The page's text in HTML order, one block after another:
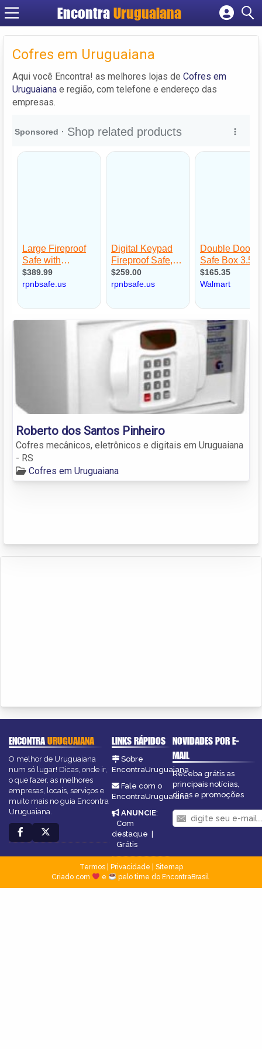
Encontra Uruguaiana
Cadastrar empresa
Criar conta
Cofres em Uruguaiana
Aqui você Encontra! as melhores lojas de Cofres em
Uruguaiana e região, com telefone e endereço das
empresas.
Roberto dos Santos Pinheiro
Cofres mecânicos, eletrônicos e digitais em Uruguaiana
- RS
Cofres em Uruguaiana
ENCONTRAURUGUAIANA
O melhor de Uruguaiana
num só lugar! Dicas, onde ir,
o que fazer, as melhores
empresas, locais, serviços e
muito mais no guia Encontra
Uruguaiana.
LINKS RÁPIDOS
Sobre
EncontraUruguaiana
Fale com o
EncontraUruguaiana
ANUNCIE:
Com
destaque |
Grátis
NOVIDADES POR E-
MAIL
Receba grátis as
principais notícias,
dicas e promoções
Termos| Privacidade
Sitemap
Criado com
e pelo time do EncontraBrasil